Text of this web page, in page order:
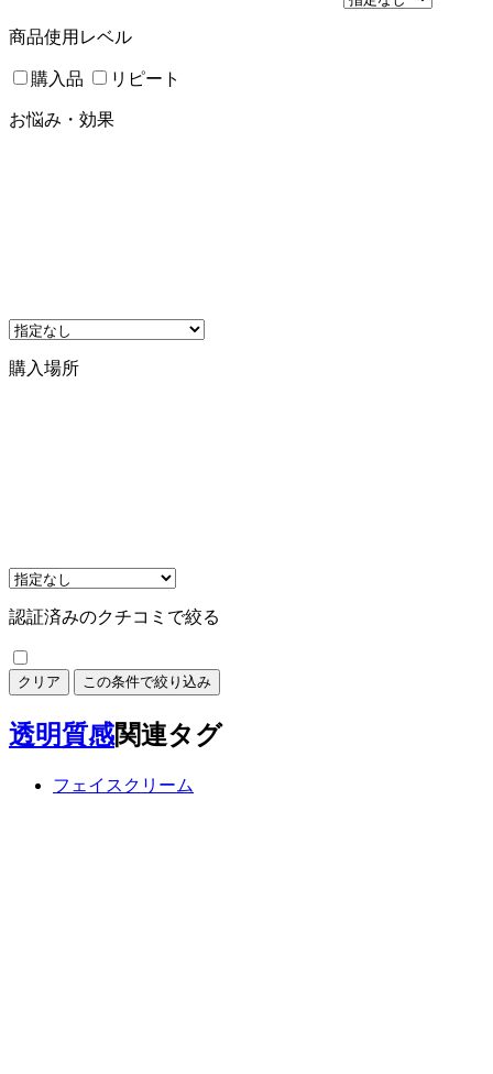
商品使用レベル
購入品 リピート
お悩み・効果
購入場所
認証済みのクチコミで絞る
クリア この条件で絞り込み
透明質感関連タグ
フェイスクリーム